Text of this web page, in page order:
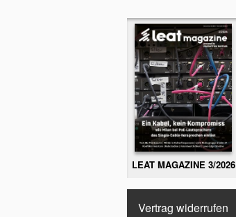
LEAT MAGAZINE 3/2026
Vertrag widerrufen